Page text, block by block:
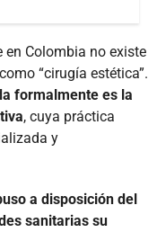
Colombia no existe
“cirugía estética”.
formalmente es la
, cuya práctica
y
a disposición del
sanitarias su